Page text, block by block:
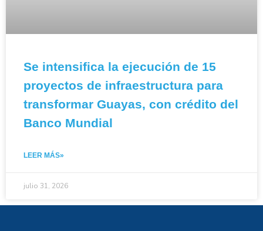
Se intensifica la ejecución de 15
proyectos de infraestructura para
transformar Guayas, con crédito del
Banco Mundial
LEER MÁS»
julio 31, 2026